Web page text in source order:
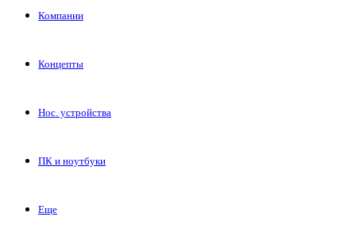
Компании
Концепты
Нос. устройства
ПК и ноутбуки
Еще